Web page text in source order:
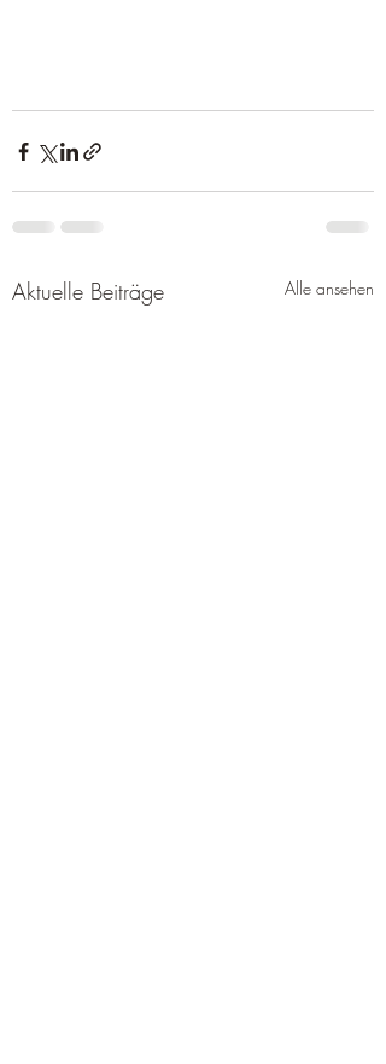
Aktuelle Beiträge Alle ansehen